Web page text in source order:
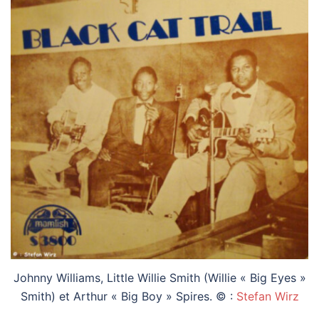
Johnny Williams, Little Willie Smith (Willie « Big Eyes »
Smith) et Arthur « Big Boy » Spires. © : Stefan Wirz